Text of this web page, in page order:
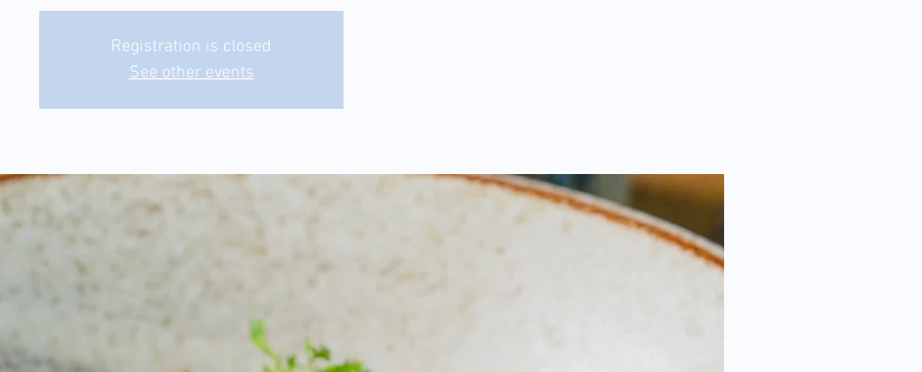
Registration is closed
See other events